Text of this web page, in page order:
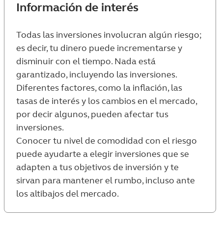
Información de interés
Todas las inversiones involucran algún riesgo;
es decir, tu dinero puede incrementarse y
disminuir con el tiempo. Nada está
garantizado, incluyendo las inversiones.
Diferentes factores, como la inflación, las
tasas de interés y los cambios en el mercado,
por decir algunos, pueden afectar tus
inversiones.
Conocer tu nivel de comodidad con el riesgo
puede ayudarte a elegir inversiones que se
adapten a tus objetivos de inversión y te
sirvan para mantener el rumbo, incluso ante
los altibajos del mercado.